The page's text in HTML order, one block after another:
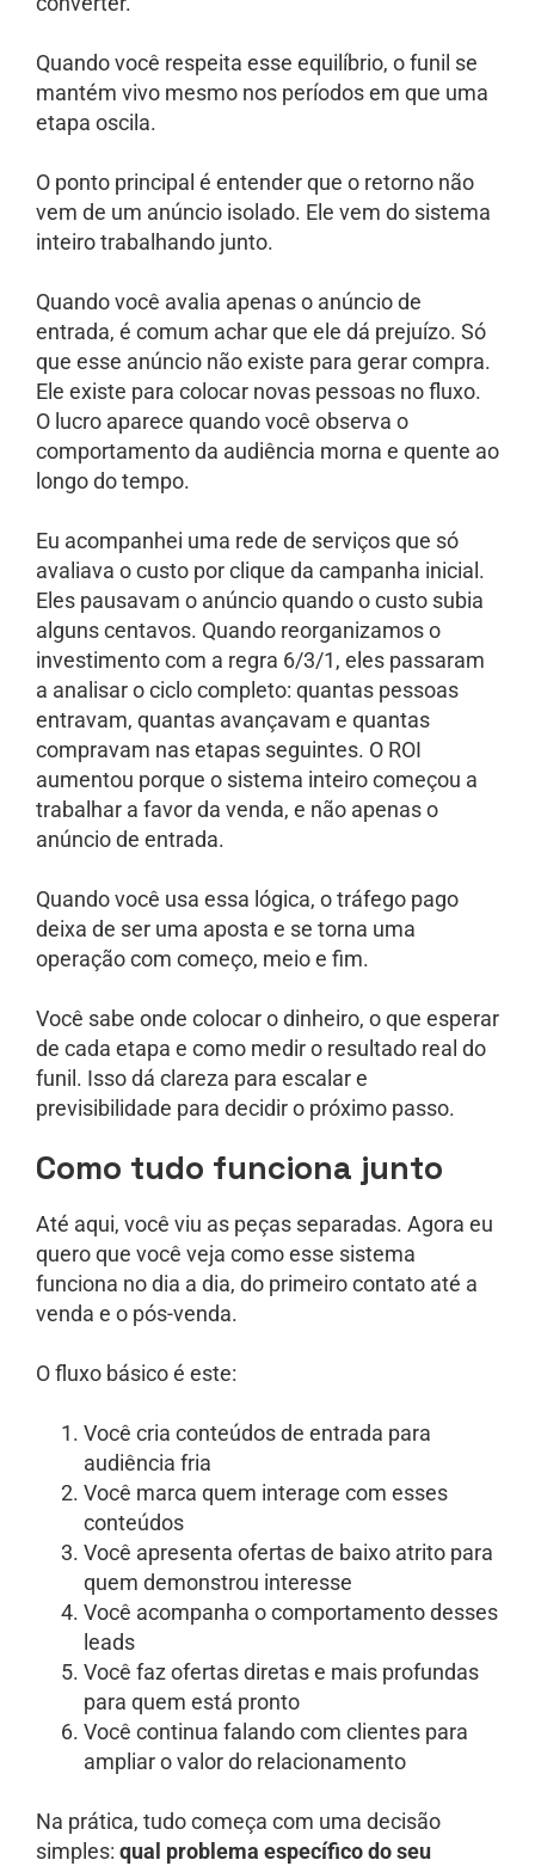
Quando você respeita esse equilíbrio, o funil se
mantém vivo mesmo nos períodos em que uma
etapa oscila.
O ponto principal é entender que o retorno não
vem de um anúncio isolado. Ele vem do sistema
inteiro trabalhando junto.
Quando você avalia apenas o anúncio de
entrada, é comum achar que ele dá prejuízo. Só
que esse anúncio não existe para gerar compra.
Ele existe para colocar novas pessoas no fluxo.
O lucro aparece quando você observa o
comportamento da audiência morna e quente ao
longo do tempo.
Eu acompanhei uma rede de serviços que só
avaliava o custo por clique da campanha inicial.
Eles pausavam o anúncio quando o custo subia
alguns centavos. Quando reorganizamos o
investimento com a regra 6/3/1, eles passaram
a analisar o ciclo completo: quantas pessoas
entravam, quantas avançavam e quantas
compravam nas etapas seguintes. O ROI
aumentou porque o sistema inteiro começou a
trabalhar a favor da venda, e não apenas o
anúncio de entrada.
Quando você usa essa lógica, o tráfego pago
deixa de ser uma aposta e se torna uma
operação com começo, meio e fim.
Você sabe onde colocar o dinheiro, o que esperar
de cada etapa e como medir o resultado real do
funil. Isso dá clareza para escalar e
previsibilidade para decidir o próximo passo.
Como tudo funciona junto
Até aqui, você viu as peças separadas. Agora eu
quero que você veja como esse sistema
funciona no dia a dia, do primeiro contato até a
venda e o pós-venda.
O fluxo básico é este:
Você cria conteúdos de entrada para
audiência fria
Você marca quem interage com esses
conteúdos
Você apresenta ofertas de baixo atrito para
quem demonstrou interesse
Você acompanha o comportamento desses
leads
Você faz ofertas diretas e mais profundas
para quem está pronto
Você continua falando com clientes para
ampliar o valor do relacionamento
Na prática, tudo começa com uma decisão
simples: qual problema específico do seu